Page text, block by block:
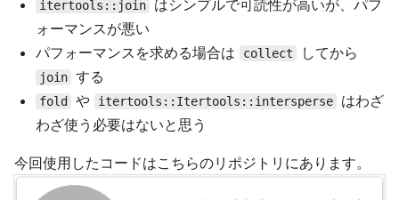
itertools::join
はシンプルで可読性が高いが、パフ
ォーマンスが悪い
パフォーマンスを求める場合は
collect してから
join する
fold や itertools::Itertools::intersperse
はわざ
わざ使う必要はないと思う
今回使用したコードはこちらのリポジトリにあります。